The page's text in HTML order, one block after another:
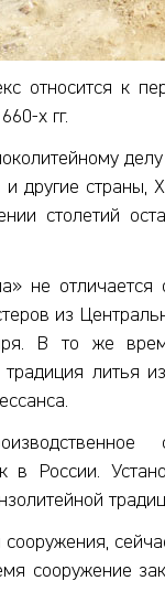
относится к
х гг.
другие страны,
столетий
не
из
В то же
традиция
в России.
сооружения,
сооружение